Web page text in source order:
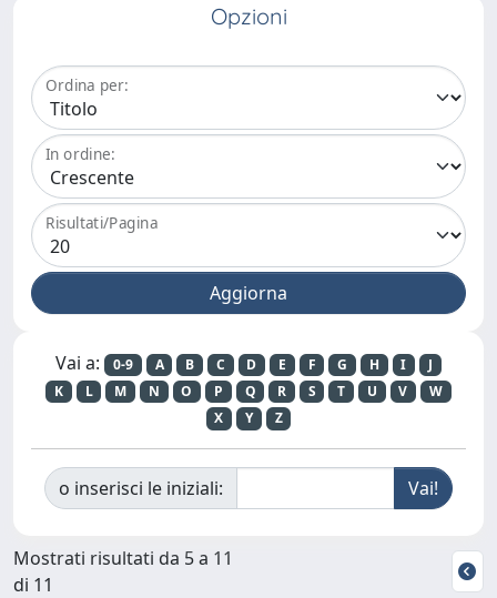
Opzioni
Ordina per:
In ordine:
Risultati/Pagina
Vai a: 0-9 A B C D E F G H I
J
K
L M N O P Q R S T U V
W
X
Y Z
o inserisci le iniziali:
Mostrati risultati da 5 a 11
di 11